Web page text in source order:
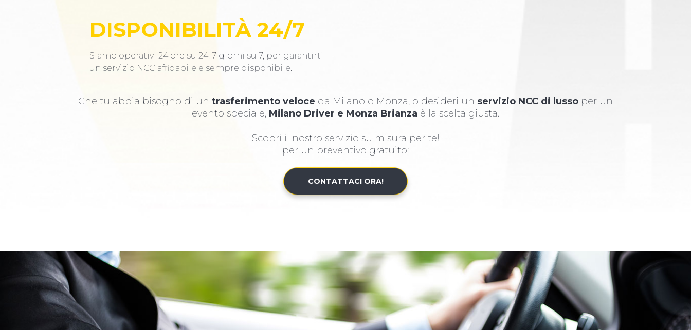
DISPONIBILITÀ 24/7
Siamo operativi 24 ore su 24, 7 giorni su 7, per garantirti
un servizio NCC affidabile e sempre disponibile.
Che tu abbia bisogno di un trasferimento veloce da Milano o Monza, o desideri un servizio NCC di lusso per un
evento speciale, Milano Driver e Monza Brianza è la scelta giusta.
Scopri il nostro servizio su misura per te!
per un preventivo gratuito:
CONTATTACI ORA!